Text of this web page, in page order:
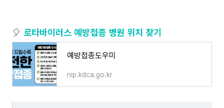
🎈 로타바이러스 예방접종 병원 위치 찾기
예방접종도우미
nip.kdca.go.kr